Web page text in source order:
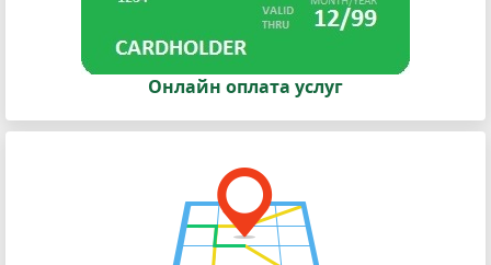
Онлайн оплата услуг